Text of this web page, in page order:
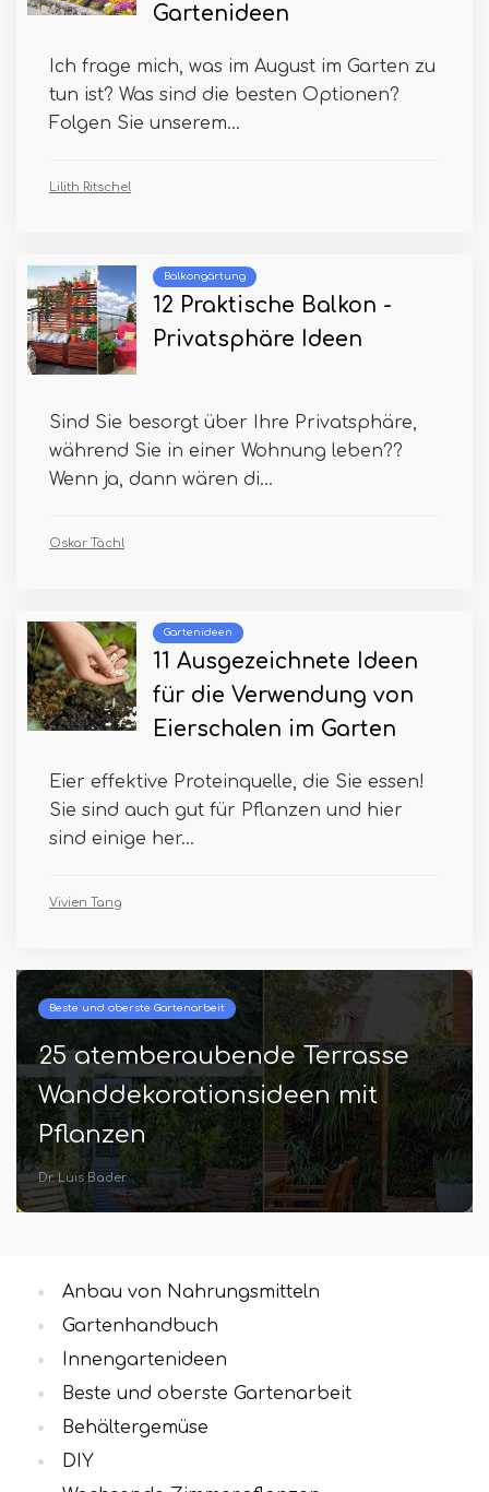
Gartenideen
Ich frage mich, was im August im Garten zu
tun ist? Was sind die besten Optionen?
Folgen Sie unserem...
Lilith Ritschel
Balkongärtung
12 Praktische Balkon -
Privatsphäre Ideen
Sind Sie besorgt über Ihre Privatsphäre,
während Sie in einer Wohnung leben??
Wenn ja, dann wären di...
Oskar Tächl
Gartenideen
11 Ausgezeichnete Ideen
für die Verwendung von
Eierschalen im Garten
Eier effektive Proteinquelle, die Sie essen!
Sie sind auch gut für Pflanzen und hier
sind einige her...
Vivien Tang
Beste und oberste Gartenarbeit
25 atemberaubende Terrasse
Wanddekorationsideen mit
Pflanzen
Dr. Luis Bader
Anbau von Nahrungsmitteln
Gartenhandbuch
Innengartenideen
Beste und oberste Gartenarbeit
Behältergemüse
DIY